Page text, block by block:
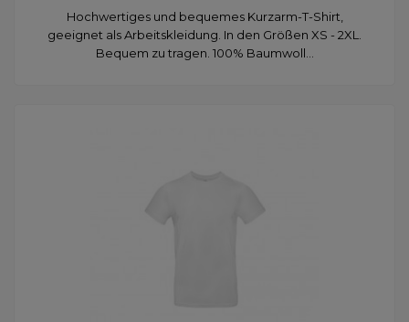
Hochwertiges und bequemes Kurzarm-T-Shirt,
geeignet als Arbeitskleidung. In den Größen XS - 2XL.
Bequem zu tragen. 100% Baumwoll...